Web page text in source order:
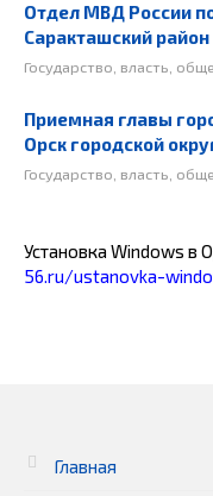
Отдел МВД России
Саракташский район
Государство, власть,
Приемная главы
Орск городской
Государство, власть,
Установка Windows в
56.ru/ustanovka-
Главная